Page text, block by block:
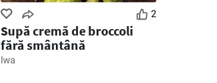
2
Supă cremă de broccoli
fără smântână
Iwa